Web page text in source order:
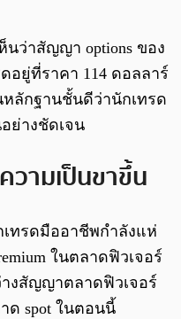
ว่าสัญญา options ของ
อยู่ที่ราคา 114 ดอลลาร์
ลักฐานชั้นดีว่านักเทรด
ย่างชัดเจน
วามเป็นขาขึ้น
ทรดมืออาชีพกำลังแห่
ในตลาดฟิวเจอร์
งสัญญาตลาดฟิวเจอร์
ด spot ในตอนนี้